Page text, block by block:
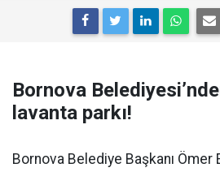
Bornova
lavanta parkı!
Bornova Belediye Başkanı Ömer